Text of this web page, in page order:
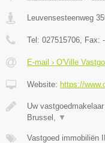
Leuvensesteenweg
Tel: 027515706, Fax: -
E-mail › O'Ville
Website: https://
Uw
Brussel, ▼
Vastgoed immobiliën